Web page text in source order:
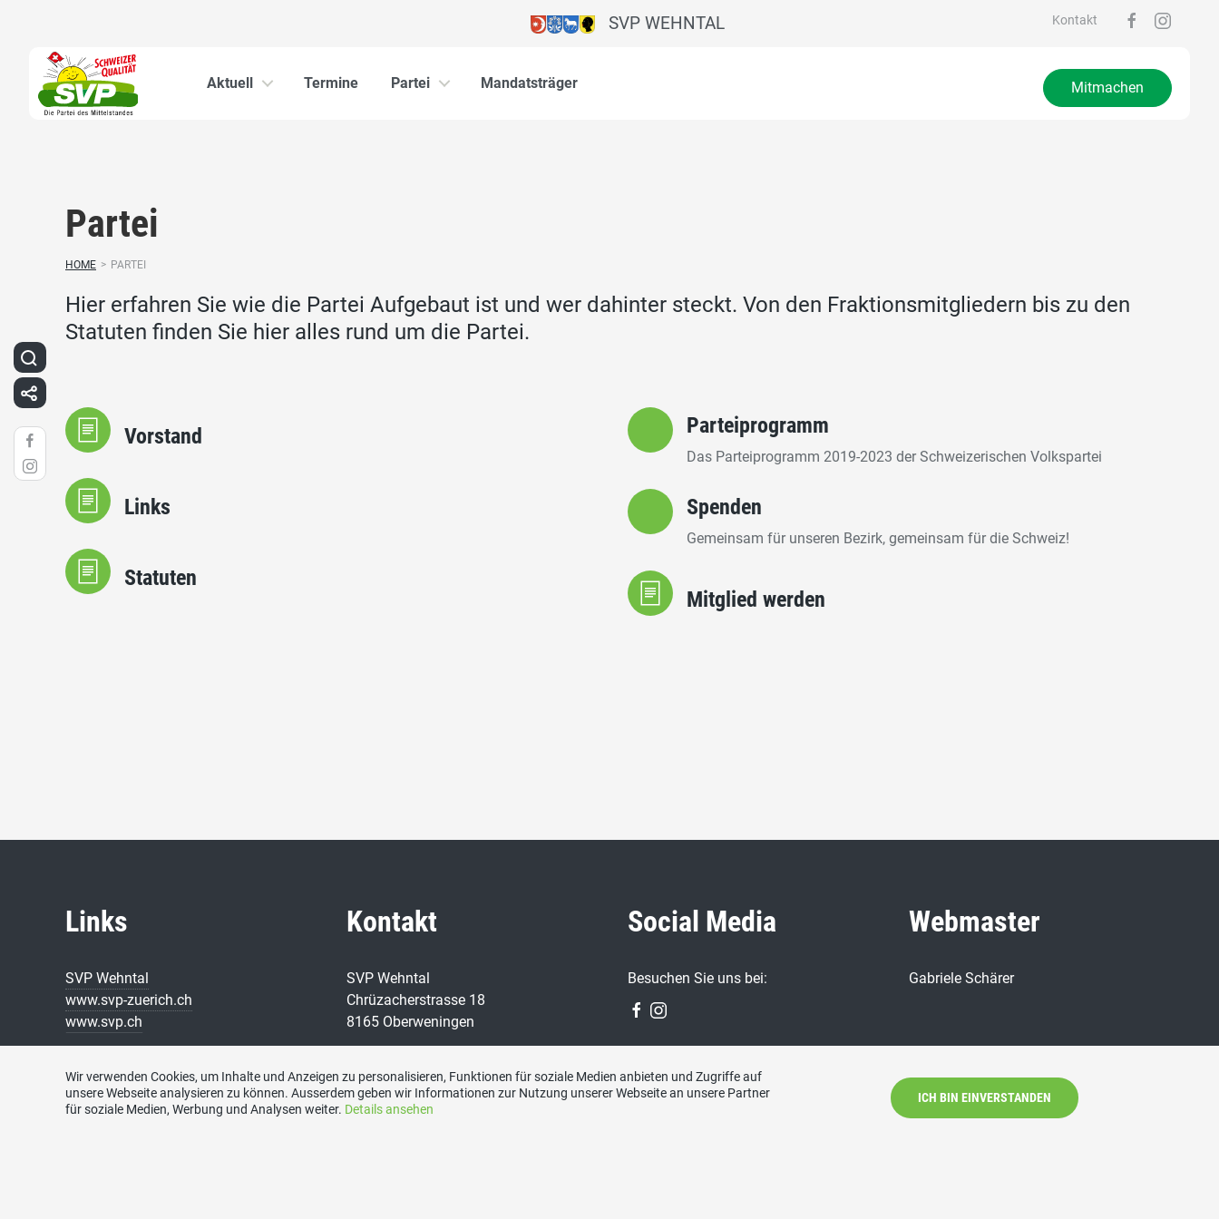
Kontakt
SVP WEHNTAL
Aktuell Termine Partei Mandatsträger Mitmachen
Partei
HOME > PARTEI
Hier erfahren Sie wie die Partei Aufgebaut ist und wer dahinter steckt. Von den Fraktionsmitgliedern bis zu den
Statuten finden Sie hier alles rund um die Partei.
Vorstand
Links
Statuten
Parteiprogramm
Das Parteiprogramm 2019-2023 der Schweizerischen Volkspartei
Spenden
Gemeinsam für unseren Bezirk, gemeinsam für die Schweiz!
Mitglied werden
Links
SVP Wehntal
www.svp-zuerich.ch
www.svp.ch
Kontakt
SVP Wehntal
Chrüzacherstrasse 18
8165 Oberweningen
076 344 86 56
E-Mail
Social Media
Besuchen Sie uns bei:
Webmaster
Gabriele Schärer
Wir verwenden Cookies, um Inhalte und Anzeigen zu personalisieren, Funktionen für soziale Medien anbieten und Zugriffe auf
unsere Webseite analysieren zu können. Ausserdem geben wir Informationen zur Nutzung unserer Webseite an unsere Partner
für soziale Medien, Werbung und Analysen weiter. Details ansehen
ICH BIN EINVERSTANDEN